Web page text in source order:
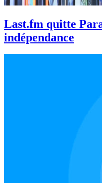
Last.fm quitte
indépendance